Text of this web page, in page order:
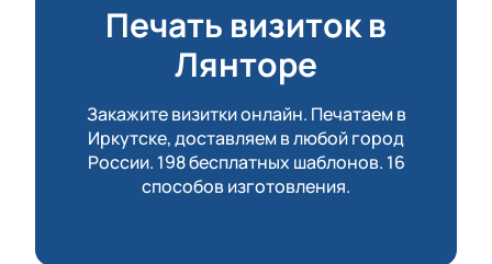
Печать визиток в
Лянторе
Закажите визитки онлайн. Печатаем в
Иркутске, доставляем в любой город
России. 198 бесплатных шаблонов. 16
способов изготовления.